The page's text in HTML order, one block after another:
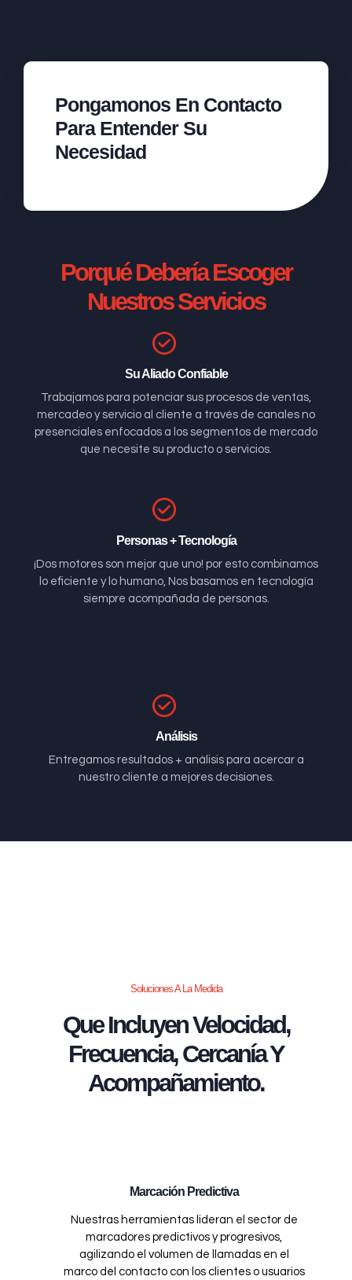
Pongamonos En Contacto
Para Entender Su
Necesidad
Porqué Debería Escoger
Nuestros Servicios
Su Aliado Confiable
Trabajamos para potenciar sus procesos de ventas,
mercadeo y servicio al cliente a través de canales no
presenciales enfocados a los segmentos de mercado
que necesite su producto o servicios.
Personas + Tecnología
¡Dos motores son mejor que uno! por esto combinamos
lo eficiente y lo humano, Nos basamos en tecnología
siempre acompañada de personas.
Análisis
Entregamos resultados + análisis para acercar a
nuestro cliente a mejores decisiones.
Soluciones A La Medida
Que Incluyen Velocidad,
Frecuencia, Cercanía Y
Acompañamiento.
Marcación Predictiva
Nuestras herramientas lideran el sector de
marcadores predictivos y progresivos,
agilizando el volumen de llamadas en el
marco del contacto con los clientes o usuarios